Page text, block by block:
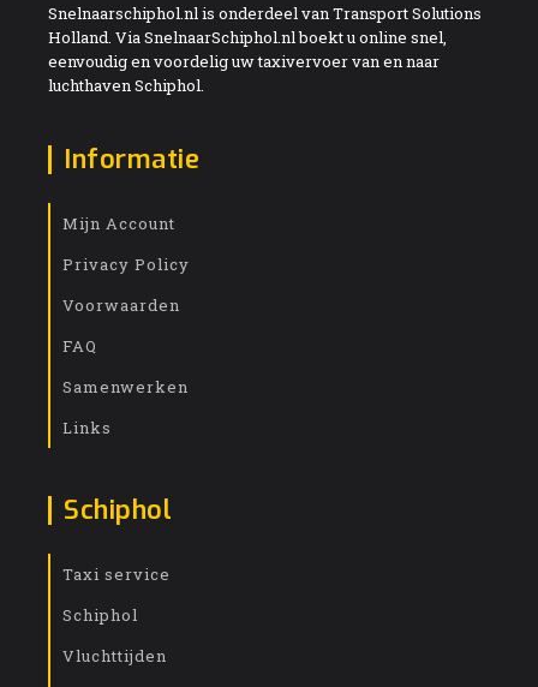
Snelnaarschiphol.nl is onderdeel van Transport Solutions
Holland. Via SnelnaarSchiphol.nl boekt u online snel,
eenvoudig en voordelig uw taxivervoer van en naar
luchthaven Schiphol.
Informatie
Mijn Account
Privacy Policy
Voorwaarden
FAQ
Samenwerken
Links
Schiphol
Taxi service
Schiphol
Vluchttijden